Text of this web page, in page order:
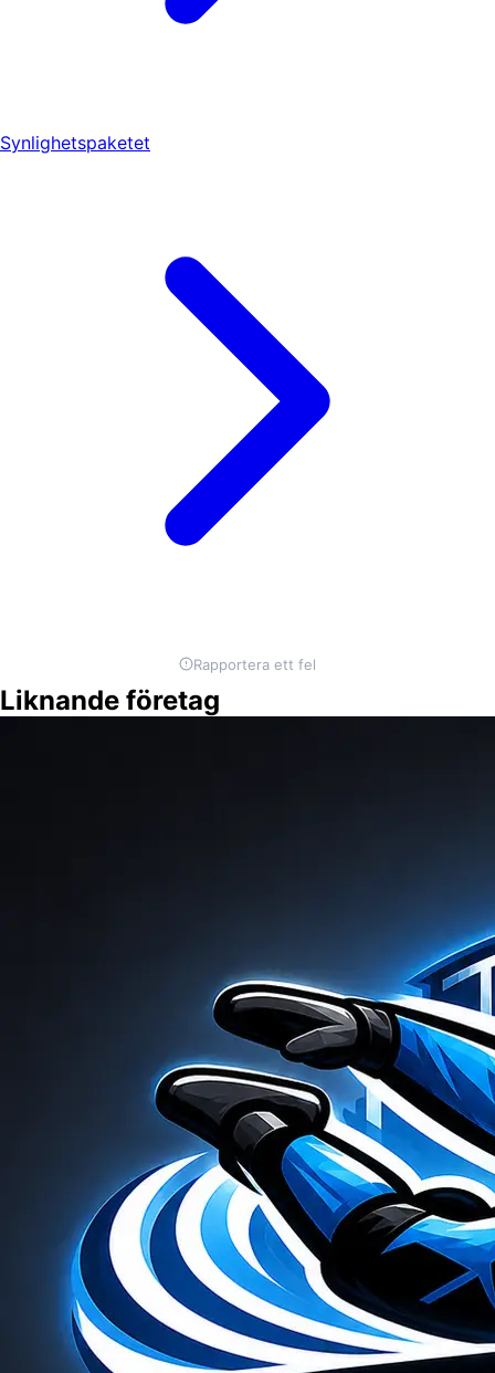
Synlighetspaketet
Rapportera ett fel
Liknande företag